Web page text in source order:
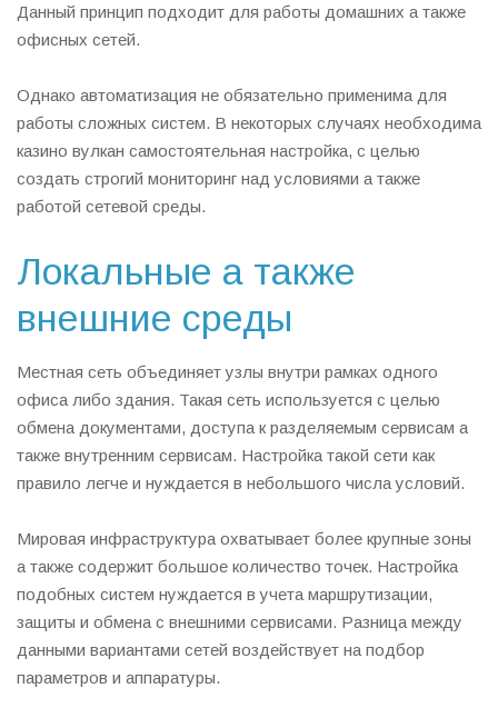
Данный принцип подходит для работы домашних а также
офисных сетей.
Однако автоматизация не обязательно применима для
работы сложных систем. В некоторых случаях необходима
казино вулкан самостоятельная настройка, с целью
создать строгий мониторинг над условиями а также
работой сетевой среды.
Локальные а также
внешние среды
Местная сеть объединяет узлы внутри рамках одного
офиса либо здания. Такая сеть используется с целью
обмена документами, доступа к разделяемым сервисам а
также внутренним сервисам. Настройка такой сети как
правило легче и нуждается в небольшого числа условий.
Мировая инфраструктура охватывает более крупные зоны
а также содержит большое количество точек. Настройка
подобных систем нуждается в учета маршрутизации,
защиты и обмена с внешними сервисами. Разница между
данными вариантами сетей воздействует на подбор
параметров и аппаратуры.